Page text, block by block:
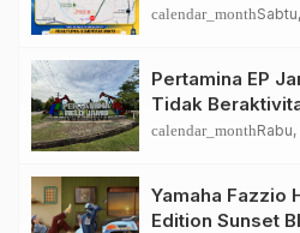
Pelaksanaan
calendar_month
Pertamina EP
Tidak
Migas Demi
calendar_month
Yamaha Fazzio
Edition Sunset